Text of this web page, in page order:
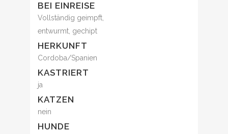
BEI EINREISE
Vollständig geimpft,
entwurmt, gechipt
HERKUNFT
Cordoba/Spanien
KASTRIERT
ja
KATZEN
nein
HUNDE